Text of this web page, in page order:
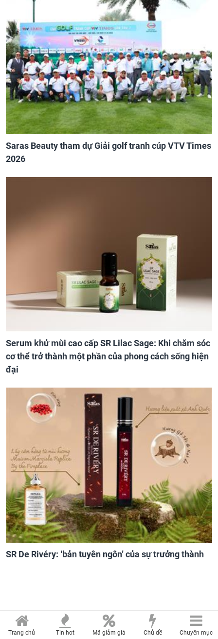
Saras Beauty tham dự Giải golf tranh cúp VTV Times
2026
Serum khử mùi cao cấp SR Lilac Sage: Khi chăm sóc
cơ thể trở thành một phần của phong cách sống hiện
đại
SR De Rivéry: ‘bản tuyên ngôn’ của sự trưởng thành
Trang chủ Tin hot Mã giảm giá Chủ đề Chuyên mục